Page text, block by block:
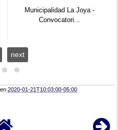
Municipalidad La Joya -
Convocatori...
next
en2020-01-21T10:03:00-05:00